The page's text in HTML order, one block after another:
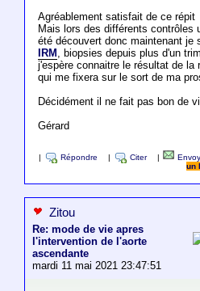
Agréablement satisfait de ce répit
Mais lors des différents contrôles
été découvert donc maintenant je
IRM , biopsies depuis plus d'un
j'espère connaitre le résultat de la
qui me fixera sur le sort de ma
Décidément il ne fait pas bon de
Gérard
Répondre Citer
un
Zitou
Re: mode de vie apres
l'intervention de l'aorte
ascendante
mardi 11 mai 2021 23:47:51